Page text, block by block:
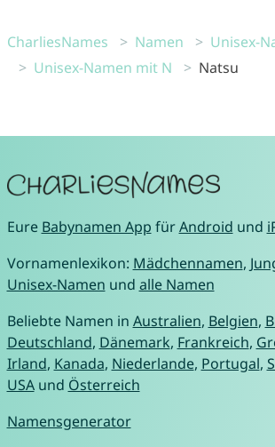
CharliesNames Namen
Unisex-
Unisex-Namen mit N
Natsu
Eure Babynamen App fürAndroid und
Vornamenlexikon: Mädchennamen,
Unisex-Namen und alle Namen
Beliebte Namen in Australien, Belgien,
Deutschland, Dänemark, Frankreich,
Irland, Kanada, Niederlande, Portugal,
USAund Österreich
Namensgenerator